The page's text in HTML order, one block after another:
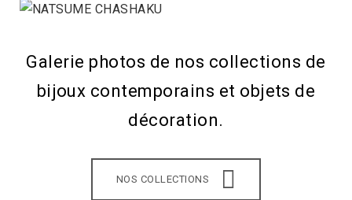
Galerie photos de nos collections de
bijoux contemporains et objets de
décoration.
NOS COLLECTIONS